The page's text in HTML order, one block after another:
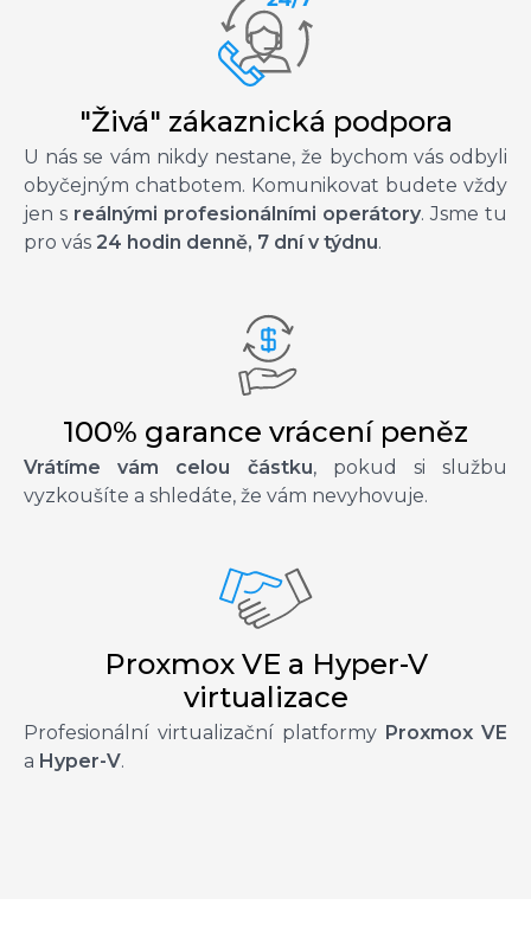
"Živá" zákaznická podpora
U nás se vám nikdy nestane, že bychom vás odbyli
obyčejným chatbotem. Komunikovat budete vždy
jen s reálnými profesionálními operátory. Jsme tu
pro vás 24 hodin denně, 7 dní v týdnu.
100% garance vrácení peněz
Vrátíme vám celou částku, pokud si službu
vyzkoušíte a shledáte, že vám nevyhovuje.
Proxmox VE a Hyper-V
virtualizace
Profesionální virtualizační platformy Proxmox VE
a Hyper-V.